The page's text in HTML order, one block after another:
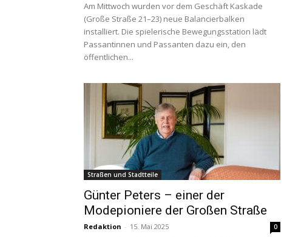
Am Mittwoch wurden vor dem Geschäft Kaskade
(Große Straße 21–23) neue Balancierbalken
installiert. Die spielerische Bewegungsstation lädt
Passantinnen und Passanten dazu ein, den
öffentlichen...
Straßen und Stadtteile
Günter Peters – einer der
Modepioniere der Großen Straße
Redaktion - 15. Mai 2025 0